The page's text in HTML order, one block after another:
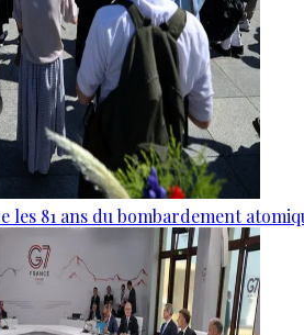
les 81 ans du bombardement